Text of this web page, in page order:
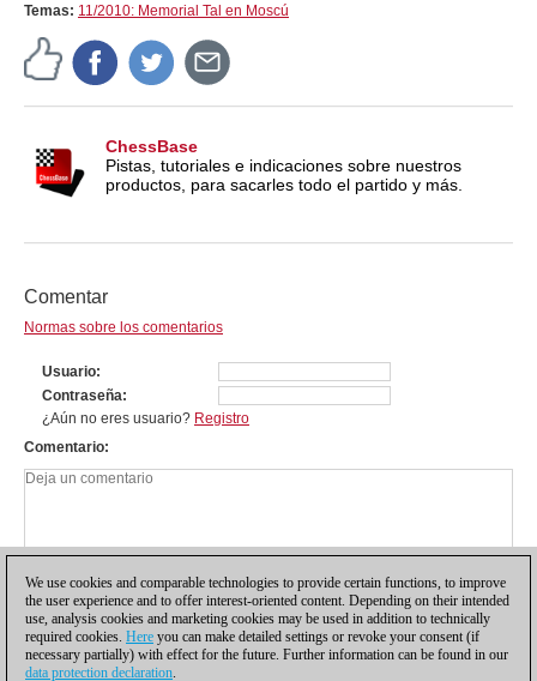
Temas: 11/2010: Memorial Tal en Moscú
ChessBase
Pistas, tutoriales e indicaciones sobre nuestros
productos, para sacarles todo el partido y más.
Comentar
Normas sobre los comentarios
Usuario
Contraseña
¿Aún no eres usuario? Registro
Comentario
We use cookies and comparable technologies to provide certain functions, to improve
the user experience and to offer interest-oriented content. Depending on their intended
use, analysis cookies and marketing cookies may be used in addition to technically
required cookies. Here you can make detailed settings or revoke your consent (if
necessary partially) with effect for the future. Further information can be found in our
data protection declaration.